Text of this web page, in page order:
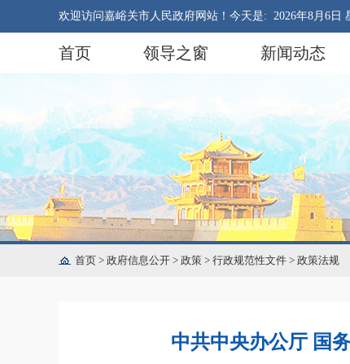
欢迎访问嘉峪关市人民政府网站！今天是: 2026年8月6日
首页 领导之窗 新闻动态
首页 > 政府信息公开 > 政策 > 行政规范性文件 > 政策法规
中共中央办公厅 国